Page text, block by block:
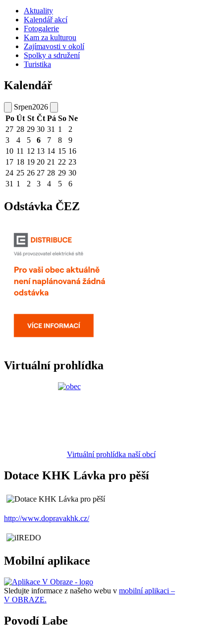
Aktuality
Kalendář akcí
Fotogalerie
Kam za kulturou
Zajímavosti v okolí
Spolky a sdružení
Turistika
Kalendář
Srpen2026
Po Út St Čt Pá So Ne
27 28 29 30 31 1
2
3
4 5 6 7 8
9
10 11 12 13 14 15 16
17 18 19 20 21 22 23
24 25 26 27 28 29 30
31 1 2 3 4 5 6
Odstávka ČEZ
Virtuální prohlídka
Virtuální prohlídka naší obcí
Dotace KHK Lávka pro pěší
http://www.dopravakhk.cz/
Mobilní aplikace
Sledujte informace z našeho webu v mobilní aplikaci –
V OBRAZE.
Povodí Labe